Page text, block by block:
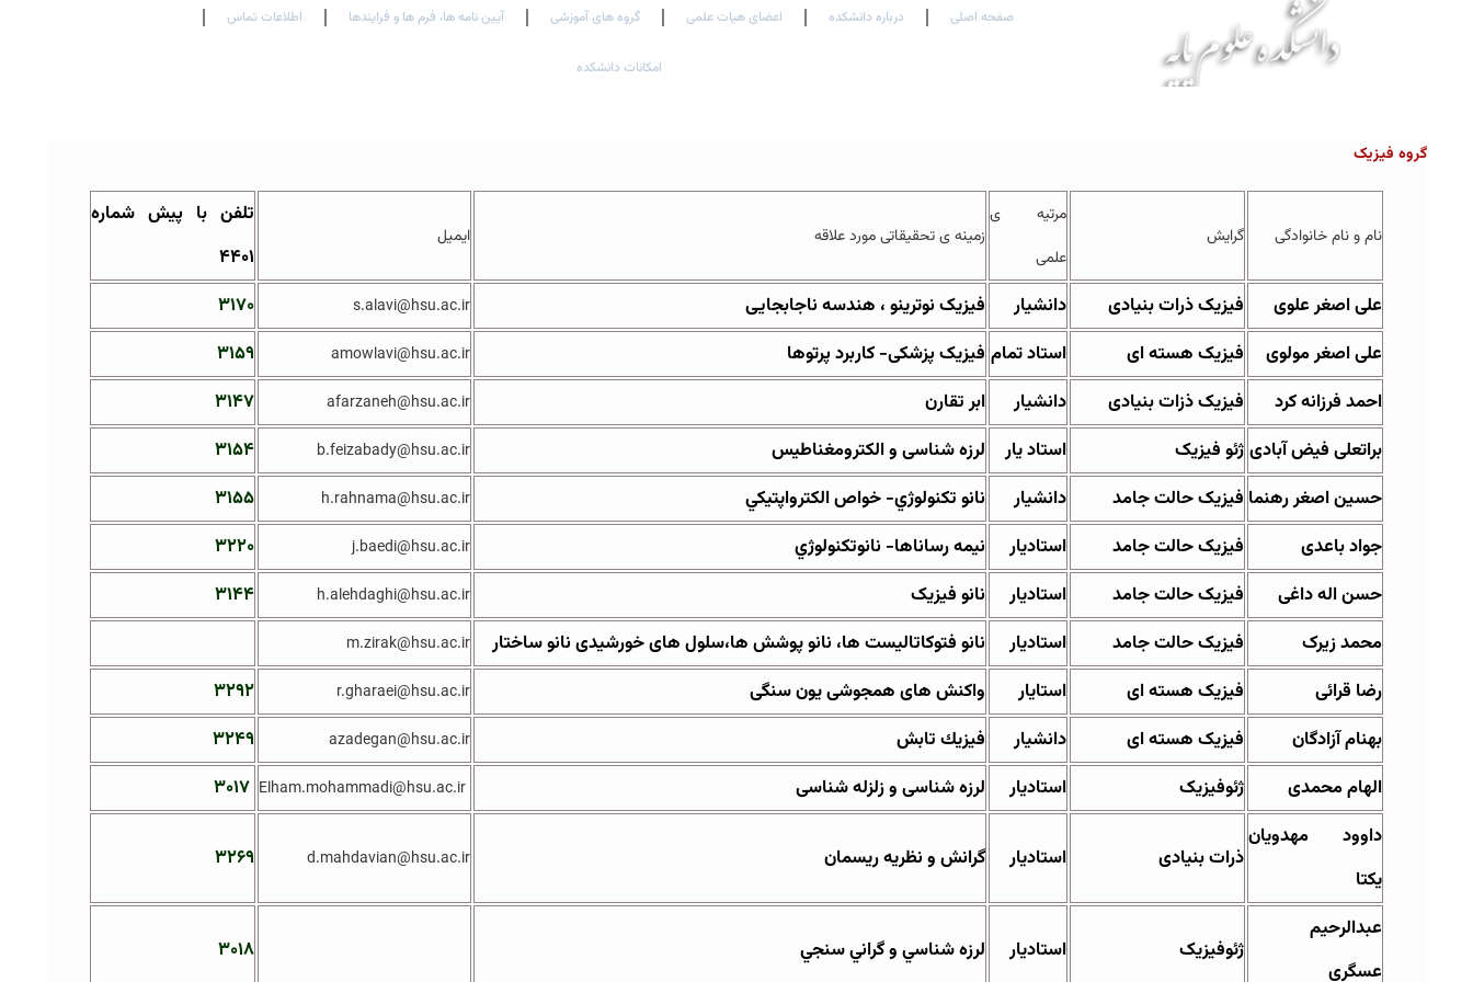
صفحه اصلی درباره دانشکده اعضای هیات علمی گروه های آموزشی آیین نامه ها، فرم ها و فرایندها اطلاعات تماس
امکانات دانشکده
گروه فیزیک
نام و نام خانوادگی گرایش
مرتیه ی
علمی
زمینه ی تحقیقاتی مورد علاقه ایمیل
تلفن با پیش شماره
۴۴۰۱
علی اصغر علوی
فیزیک ذرات بنیادی دانشیار فیزیک نوترینو ، هندسه ناجابجایی s.alavi@hsu.ac.ir
۳۱۷۰
علی اصغر مولوی
فیزیک هسته ای استاد تمام فیزیک پزشکی- کاربرد پرتوها amowlavi@hsu.ac.ir
۳۱۵۹
احمد فرزانه کرد فیزیک ذزات بنیادی دانشیار ابر تقارن afarzaneh@hsu.ac.ir
۳۱۴۷
براتعلی فیض آبادی ژئو فیزیک استاد یار لرزه شناسی و الکترومغناطیس b.feizabady@hsu.ac.ir
۳۱۵۴
حسین اصغر رهنما فیزیک حالت جامد دانشیار نانو تكنولوژي- خواص الكترواپتيكي h.rahnama@hsu.ac.ir
۳۱۵۵
جواد باعدی
فیزیک حالت جامد استادیار نيمه رساناها- نانوتكنولوژي j.baedi@hsu.ac.ir
۳۲۲۰
حسن اله داغی
فیزیک حالت جامد استادیار نانو فیزیک h.alehdaghi@hsu.ac.ir
۳۱۴۴
محمد زیرک
فیزیک حالت جامد استادیار نانو فتوکاتالیست ها، نانو پوشش ها،سلول های خورشیدی نانو ساختار m.zirak@hsu.ac.ir
رضا قرائی فیزیک هسته ای استایار واکنش های همجوشی یون سنگی r.gharaei@hsu.ac.ir
۳۲۹۲
بهنامآزادگان فیزیک هسته ای دانشیار فيزيك تابش azadegan@hsu.ac.ir
۳۲۴۹
الهام محمدی
ژئوفیزیک استادیار لرزه شناسی و زلزله شناسی Elham.mohammadi@hsu.ac.ir ۳۰۱۷
داوود مهدویان
یکتا
ذرات بنیادی استادیار گرانش و نظریه ریسمان d.mahdavian@hsu.ac.ir ۳۲۶۹
عبدالرحیم
عسگری
ژئوفیزیک استادیار لرزه شناسي و گراني سنجي ۳۰۱۸